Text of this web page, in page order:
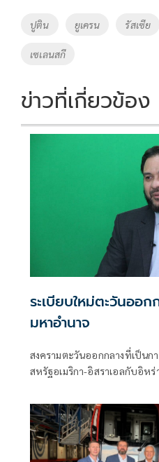
o
k
Tags
ปูติน ยูเครน รัสเซีย
เซเลนสกี
ข่าวที่เกี่ยวข้อง
ระเบียบใหม่ตะวันออ
มหาอำนาจ
สงครามตะวันออกกลางที่เป็นก
สหรัฐอเมริกา-อิสราเอลกับอิห
ไม่